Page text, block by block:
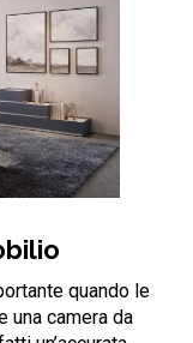
quando le
una camera da